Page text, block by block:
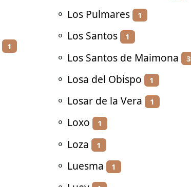
1
⚬ Los Pulmares 1
⚬ Los Santos 1
⚬ Los Santos de Maimona 3
⚬ Losa del Obispo 1
⚬ Losar de la Vera 1
⚬ Loxo 1
⚬ Loza 1
⚬ Luesma 1